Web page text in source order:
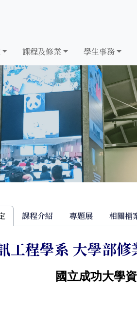
課程及修業 學生事務
課程介紹 專題展 相關檔
工程學系 大學部
國立成功大學